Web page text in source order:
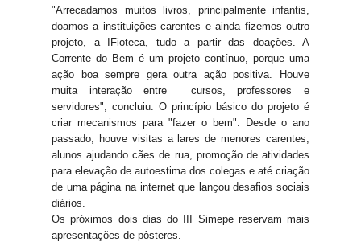
"Arrecadamos muitos livros, principalmente infantis,
doamos a instituições carentes e ainda fizemos outro
projeto, a IFioteca, tudo a partir das doações. A
Corrente do Bem é um projeto contínuo, porque uma
ação boa sempre gera outra ação positiva. Houve
muita interação entre cursos, professores e
servidores", concluiu. O princípio básico do projeto é
criar mecanismos para "fazer o bem". Desde o ano
passado, houve visitas a lares de menores carentes,
alunos ajudando cães de rua, promoção de atividades
para elevação de autoestima dos colegas e até criação
de uma página na internet que lançou desafios sociais
diários.
Os próximos dois dias do III Simepe reservam mais
apresentações de pôsteres.